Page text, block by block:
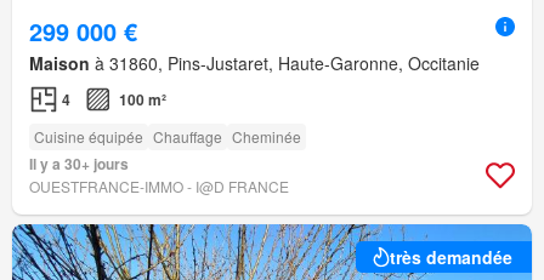
299 000 €
Maison à 31860, Pins-Justaret, Haute-Garonne, Occitanie
4 100 m²
Cuisine équipée Chauffage Cheminée
Il y a 30+ jours
OUESTFRANCE-IMMO - I@D FRANCE
très demandée